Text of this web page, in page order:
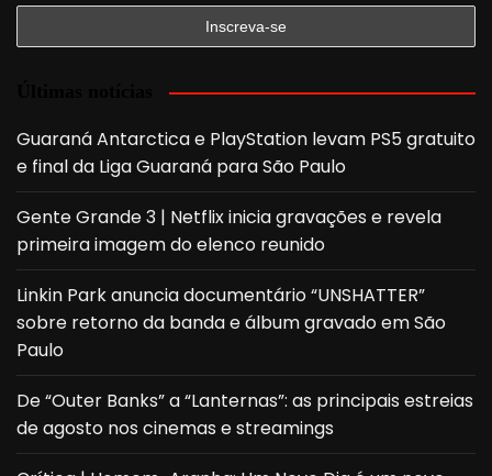
Guaraná Antarctica e PlayStation levam PS5 gratuito
e final da Liga Guaraná para São Paulo
Gente Grande 3 | Netflix inicia gravações e revela
primeira imagem do elenco reunido
Linkin Park anuncia documentário “UNSHATTER”
sobre retorno da banda e álbum gravado em São
Paulo
De “Outer Banks” a “Lanternas”: as principais estreias
de agosto nos cinemas e streamings